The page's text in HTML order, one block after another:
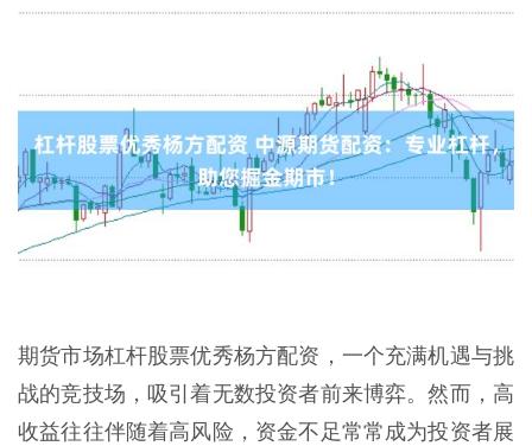
期货市场杠杆股票优秀杨方配资，一个充满机遇与挑
战的竞技场，吸引着无数投资者前来博弈。然而，高
收益往往伴随着高风险，资金不足常常成为投资者展